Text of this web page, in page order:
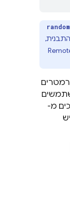
מ-